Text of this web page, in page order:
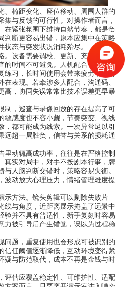
、椅距变化、座位移动、周围人群的
集与反馈的可行性。对操作者而言，
在紧张氛围下维持自然节奏，都是负
判断更容易出错，原本应集中在策略
态与突发状况消耗殆尽。
。设备需要调校、更新、充电、配套
的时间不可避免。人机配合需要长期
练习，长时间使用会带来疲劳，手势
在表现。若牵涉多人配合，沟通码、
高，协同失误常常比技术误差更早暴
制，巡查与录像回放的存在提高了可
敏感度也不容小觑，节奏突变、视线
，都可能成为线索。一次异常足以引
远超一局胜负，信誉与关系的损耗通
里动辄高成功率，往往是在严格控制
真实对局中，对手不按剧本行事，牌
与人脑判断交错时，策略容易失衡。
波动放大心理压力，情绪管理难度提
示方法。镜头剪辑可以剔除失败片
线与角度，近距离展示掩盖了远景中
验并不具有普适性，新手复刻时容易
力被引导后产生错觉，误以为过程稳
问题，重复使用也会形成可被识别的
信任阈值逐渐降低，互动环境变得紧
疑与防范取代，成本不再是金钱与时
评估应覆盖稳定性、可维护性、适配